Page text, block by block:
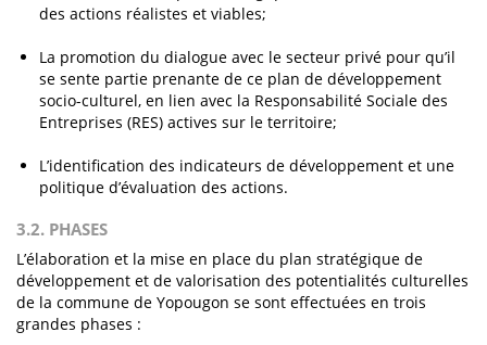
des actions réalistes et viables;
La promotion du dialogue avec le secteur privé pour qu’il
se sente partie prenante de ce plan de développement
socio-culturel, en lien avec la Responsabilité Sociale des
Entreprises (RES) actives sur le territoire;
L’identification des indicateurs de développement et une
politique d’évaluation des actions.
3.2. PHASES
L’élaboration et la mise en place du plan stratégique de
développement et de valorisation des potentialités culturelles
de la commune de Yopougon se sont effectuées en trois
grandes phases :